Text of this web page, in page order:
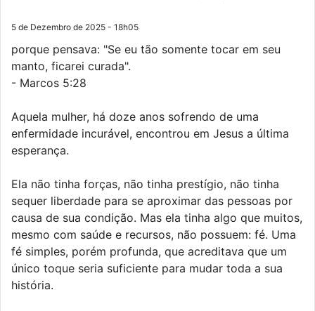
5 de Dezembro de 2025 - 18h05
porque pensava: "Se eu tão somente tocar em seu
manto, ficarei curada".
- Marcos 5:28
Aquela mulher, há doze anos sofrendo de uma
enfermidade incurável, encontrou em Jesus a última
esperança.
Ela não tinha forças, não tinha prestígio, não tinha
sequer liberdade para se aproximar das pessoas por
causa de sua condição. Mas ela tinha algo que muitos,
mesmo com saúde e recursos, não possuem: fé. Uma
fé simples, porém profunda, que acreditava que um
único toque seria suficiente para mudar toda a sua
história.